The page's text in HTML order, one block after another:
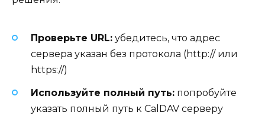
Проверьте URL: убедитесь, что адрес
сервера указан без протокола (http:// или
https://)
Используйте полный путь: попробуйте
указать полный путь к CalDAV серверу